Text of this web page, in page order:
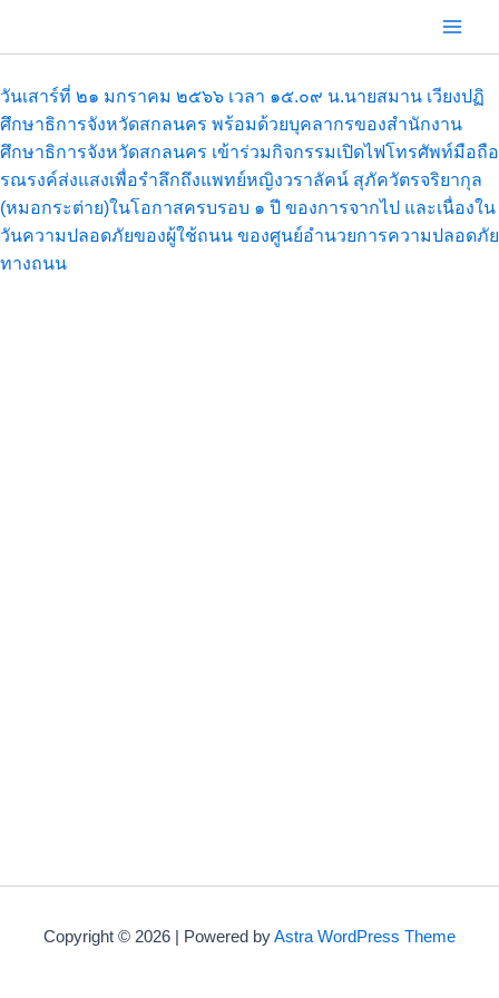
วันเสาร์ที่ ๒๑ มกราคม ๒๕๖๖ เวลา ๑๕.๐๙ น.นายสมาน เวียงปฏิ
ศึกษาธิการจังหวัดสกลนคร พร้อมด้วยบุคลากรของสำนักงาน
ศึกษาธิการจังหวัดสกลนคร เข้าร่วมกิจกรรมเปิดไฟโทรศัพท์มือถือ
รณรงค์ส่งแสงเพื่อรำลึกถึงแพทย์หญิงวราลัคน์ สุภัควัตรจริยากุล
(หมอกระต่าย)ในโอกาสครบรอบ ๑ ปี ของการจากไป และเนื่องใน
วันความปลอดภัยของผู้ใช้ถนน ของศูนย์อำนวยการความปลอดภัย
ทางถนน
Copyright © 2026 | Powered byAstra WordPress Theme